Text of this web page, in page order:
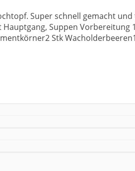
Super schnell gemacht
Suppen
Stk